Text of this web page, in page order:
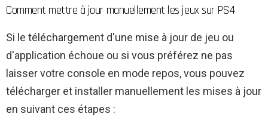
Comment mettre à jour manuellement les jeux sur PS4
Si le téléchargement d'une mise à jour de jeu ou
d'application échoue ou si vous préférez ne pas
laisser votre console en mode repos, vous pouvez
télécharger et installer manuellement les mises à jour
en suivant ces étapes :